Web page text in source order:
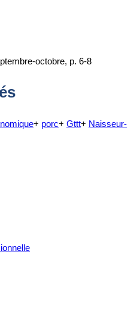
octobre, p. 6-8
+ porc+ Gttt+ Naisseur-